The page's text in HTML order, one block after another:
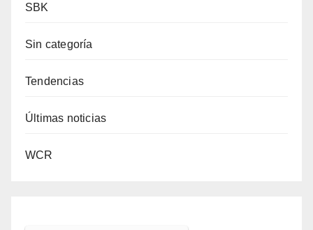
SBK
Sin categoría
Tendencias
Últimas noticias
WCR